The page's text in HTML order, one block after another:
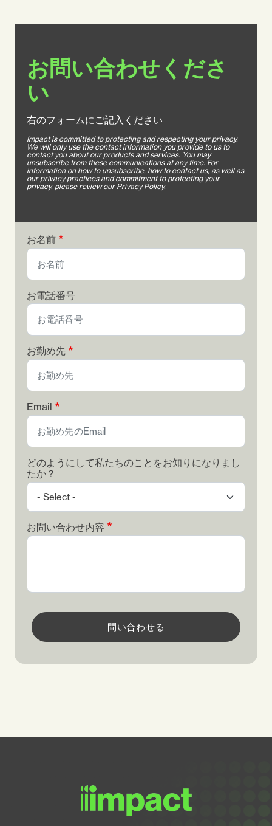
お問い合わせくださ
い
右のフォームにご記入ください
Impact is committed to protecting and respecting your privacy.
We will only use the contact information you provide to us to
contact you about our products and services. You may
unsubscribe from these communications at any time. For
information on how to unsubscribe, how to contact us, as well as
our privacy practices and commitment to protecting your
privacy, please review our Privacy Policy.
お名前
お電話番号
お勤め先
Email
どのようにして私たちのことをお知りになりまし
たか？
お問い合わせ内容
問い合わせる